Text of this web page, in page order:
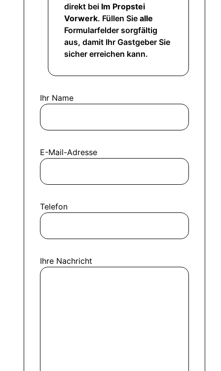
direkt bei Im Propstei
Vorwerk. Füllen Sie alle
Formularfelder sorgfältig
aus, damit Ihr Gastgeber Sie
sicher erreichen kann.
Ihr Name
E-Mail-Adresse
Telefon
Ihre Nachricht